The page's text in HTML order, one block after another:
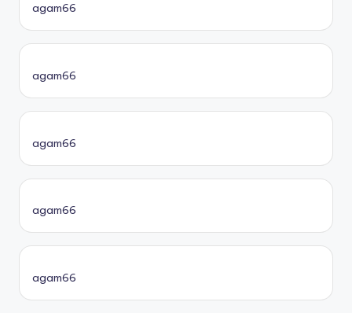
agam66
agam66
agam66
agam66
agam66